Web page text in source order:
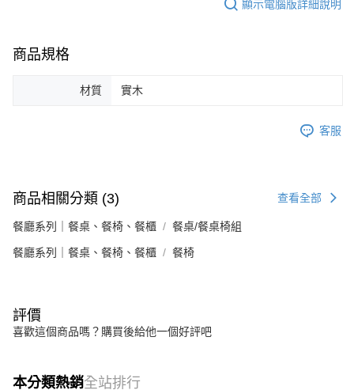
顯示電腦版詳細說明
商品規格
材質 實木
客服
商品相關分類 (3) 查看全部
餐廳系列｜餐桌、餐椅、餐櫃 餐桌/餐桌椅組
餐廳系列｜餐桌、餐椅、餐櫃 餐椅
評價
喜歡這個商品嗎？購買後給他一個好評吧
本分類熱銷全站排行